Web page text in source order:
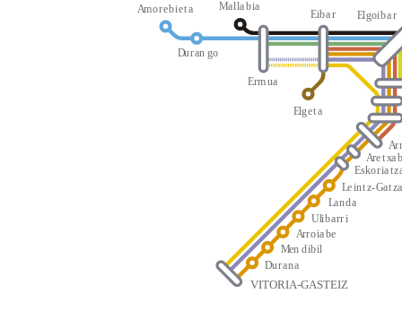
Durana
Men dibil
Arroiabe
Ulibarri
Landa
Leintz-Gatz
VITORIA-GASTEIZ
Arr
Aretxab
Eskoriatz
Elgeta
Amorebieta
Duran go
Mallabia
Eibar
Ermua
Elgoibar